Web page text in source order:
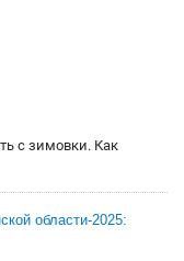
с зимовки. Как
области-2025: